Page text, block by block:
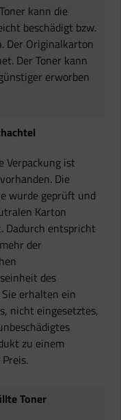
kann die
beschädigt bzw.
Der Originalkarton
Der Toner kann
erworben
Verpackung ist
Die
wurde geprüft und
Karton
Dadurch entspricht
der
des
erhalten ein
nicht eingesetztes,
zu einem
Toner